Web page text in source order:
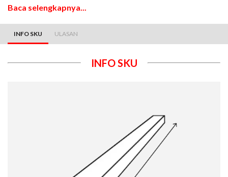
Baca selengkapnya...
INFO SKU ULASAN
INFO SKU